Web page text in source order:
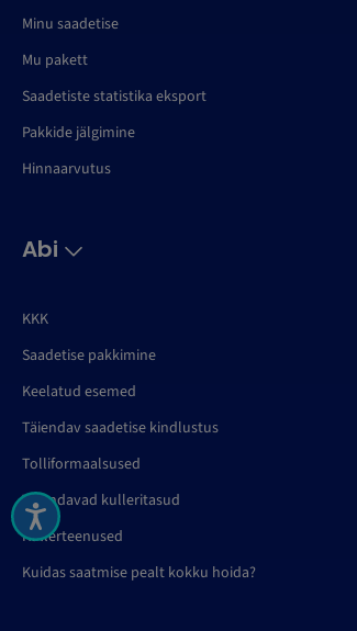
Minu saadetise
Mu pakett
Saadetiste statistika eksport
Pakkide jälgimine
Hinnaarvutus
Abi
KKK
Saadetise pakkimine
Keelatud esemed
Täiendav saadetise kindlustus
Tolliformaalsused
Täiendavad kulleritasud
Kullerteenused
Kuidas saatmise pealt kokku hoida?